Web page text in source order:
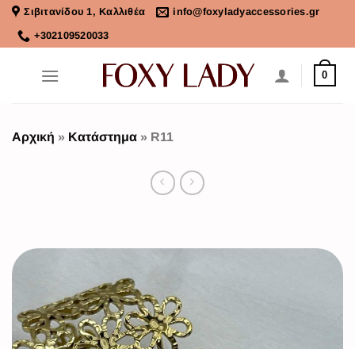
Σιβιτανίδου 1, Καλλιθέα
info@foxyladyaccessories.gr
+302109520033
0
Αρχική » Κατάστημα » R11